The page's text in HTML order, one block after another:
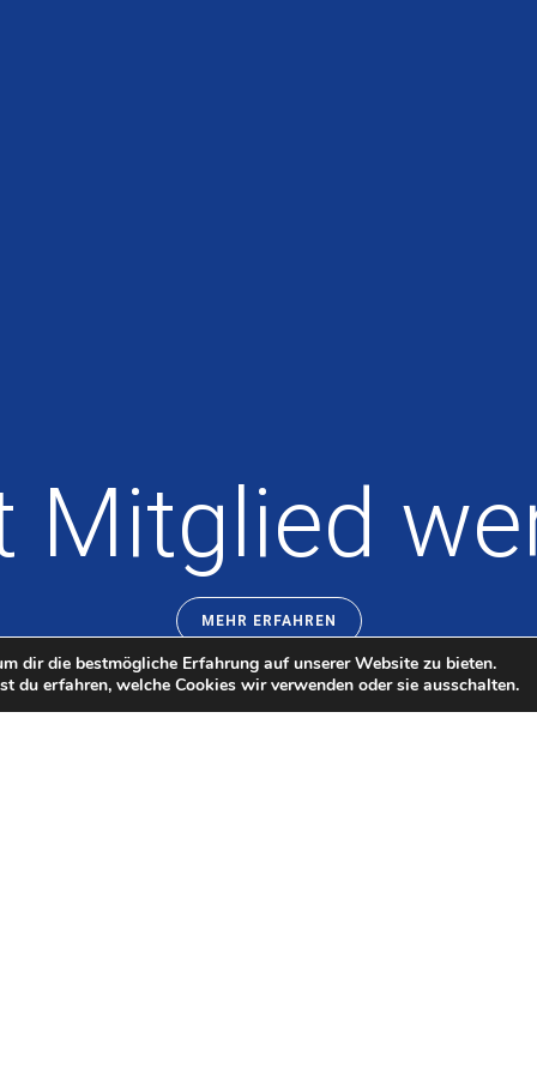
Mitglied
MEHR ERFAHREN
dir die bestmögliche Erfahrung auf unserer Website zu bieten.
du erfahren, welche Cookies wir verwenden oder sie ausschalten.